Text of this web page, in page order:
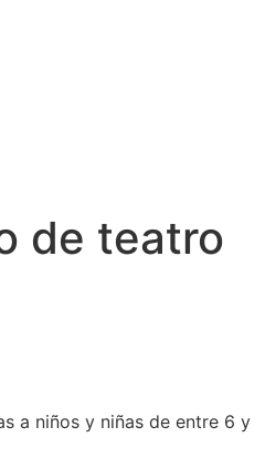
de teatro
a niños y niñas de entre 6 y